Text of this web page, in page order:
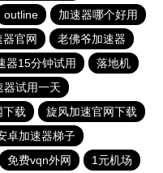
outline
加速器哪个好用
器官网
老佛爷加速器
器15分钟试用
落地机
器试用一天
下载
旋风加速官网下载
卓加速器梯子
免费vqn外网 1元机场